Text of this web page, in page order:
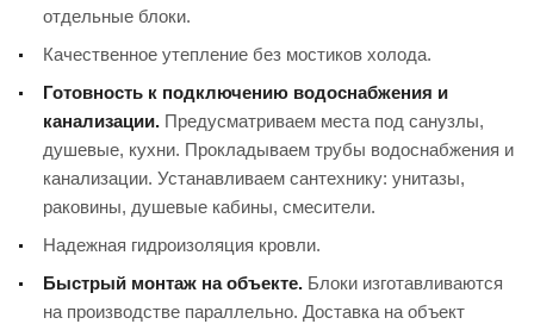
отдельные блоки.
Качественное утепление без мостиков холода.
Готовность к подключению водоснабжения и
канализации. Предусматриваем места под санузлы,
душевые, кухни. Прокладываем трубы водоснабжения и
канализации. Устанавливаем сантехнику: унитазы,
раковины, душевые кабины, смесители.
Надежная гидроизоляция кровли.
Быстрый монтаж на объекте. Блоки изготавливаются
на производстве параллельно. Доставка на объект